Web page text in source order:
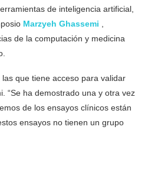
de inteligencia artificial,
Marzyeh Ghassemi
de la computación y medicina
que tiene acceso para validar
“Se ha demostrado una y otra vez
de los ensayos clínicos están
ensayos no tienen un grupo